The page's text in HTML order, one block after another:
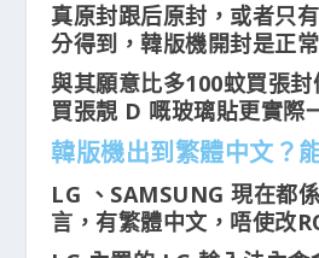
真原封跟后原封，或者只
分得到，韓版機開封是正常
與其願意比多100蚊買張
買張靚 D 嘅玻璃貼更實際
韓版機出到繁體中文？
LG 、SAMSUNG 現在都
言，有繁體中文，唔使改